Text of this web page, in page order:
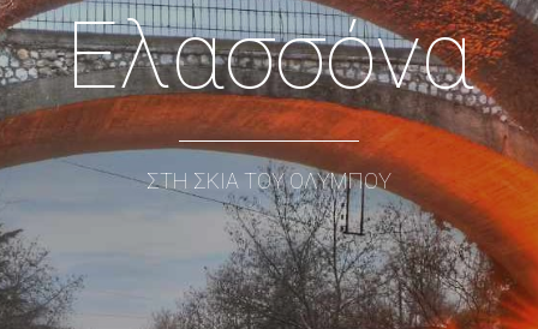
Ελασσόνα
ΣΤΗ ΣΚΙΑ ΤΟΥ ΟΛΥΜΠΟΥ